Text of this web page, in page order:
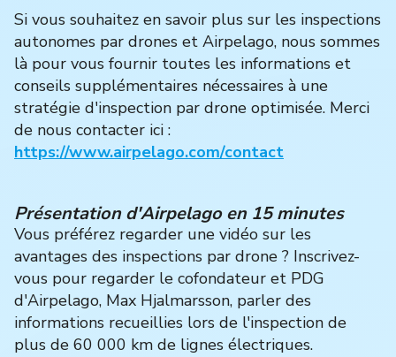
Si vous souhaitez en savoir plus sur les inspections
autonomes par drones et Airpelago, nous sommes
là pour vous fournir toutes les informations et
conseils supplémentaires nécessaires à une
stratégie d'inspection par drone optimisée. Merci
de nous contacter ici :
https://www.airpelago.com/contact
Présentation d'Airpelago en 15 minutes
Vous préférez regarder une vidéo sur les
avantages des inspections par drone ? Inscrivez-
vous pour regarder le cofondateur et PDG
d'Airpelago, Max Hjalmarsson, parler des
informations recueillies lors de l'inspection de
plus de 60 000 km de lignes électriques.